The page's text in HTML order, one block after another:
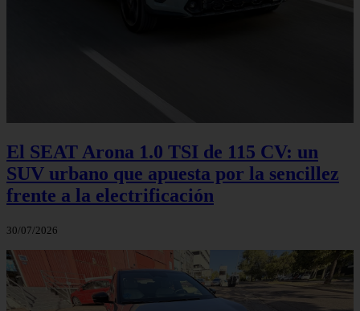
El SEAT Arona 1.0 TSI de 115 CV: un
SUV urbano que apuesta por la sencillez
frente a la electrificación
30/07/2026